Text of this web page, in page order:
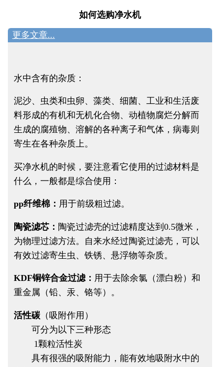
如何选购净水机
更多文章...
水中含有的杂质：
泥沙、虫类和虫卵、藻类、细菌、工业和生活废
料形成的有机和无机化合物、动植物腐烂分解而
生成的腐殖物、溶解的各种离子和气体，病毒则
寄生在各种杂质上。
买净水机的时候，要注意看它使用的过滤材料是
什么，一般都是综合使用：
pp纤维棉： 用于前级粗过滤。
陶瓷滤芯： 陶瓷过滤壳的过滤精度达到0.5微米，
为物理过滤方法。自来水经过陶瓷过滤壳，可以
有效过滤寄生虫、铁锈、悬浮物等杂质。
KDF铜锌合金过滤： 用于去除余氯（漂白粉）和
重金属（铅、汞、铬等）。
活性碳（吸附作用）
可分为以下三种形态
1颗粒活性炭
具有很强的吸附能力，能有效地吸附水中的